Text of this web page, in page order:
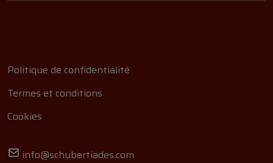
Politique de confidentialité
Termes et conditions
Cookies
info@schubertiades.com